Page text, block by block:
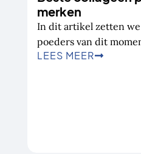
merken
In dit artikel zetten we
poeders van dit
LEES MEER